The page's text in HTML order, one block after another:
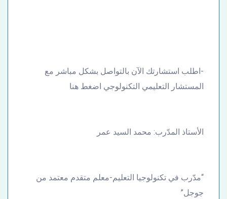
-اطلب استشارتك الآن بالتواصل بشكل مباشر مع
المستشار التعليمي التكنولوجي اضغط هنا
الأستاذ المدّرب: محمد السيد عمر
“مدّرب في تكنولوجيا التعليم-معلم متقدم معتمد من
جوجل”